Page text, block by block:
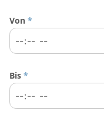
Von *
Bis *